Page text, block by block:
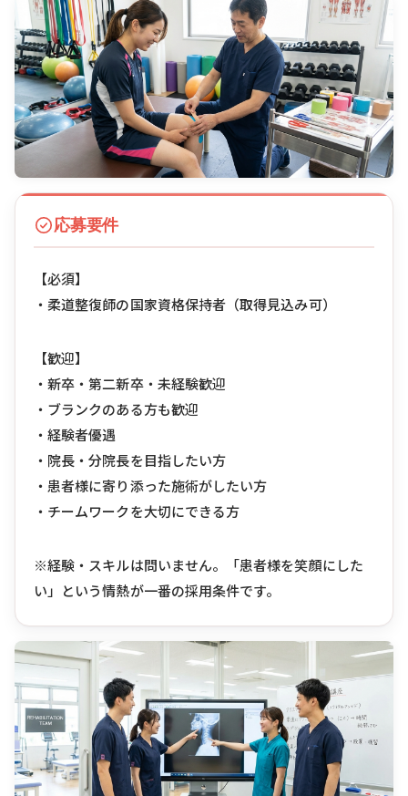
応募要件
【必須】
・柔道整復師の国家資格保持者（取得見込み可）
【歓迎】
・新卒・第二新卒・未経験歓迎
・ブランクのある方も歓迎
・経験者優遇
・院長・分院長を目指したい方
・患者様に寄り添った施術がしたい方
・チームワークを大切にできる方
※経験・スキルは問いません。「患者様を笑顔にした
い」という情熱が一番の採用条件です。